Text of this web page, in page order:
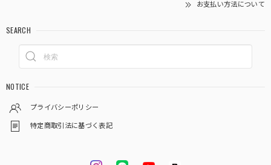
お支払い方法について
SEARCH
NOTICE
プライバシーポリシー
特定商取引法に基づく表記